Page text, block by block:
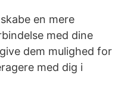
en mere
med dine
dem mulighed for
med dig i